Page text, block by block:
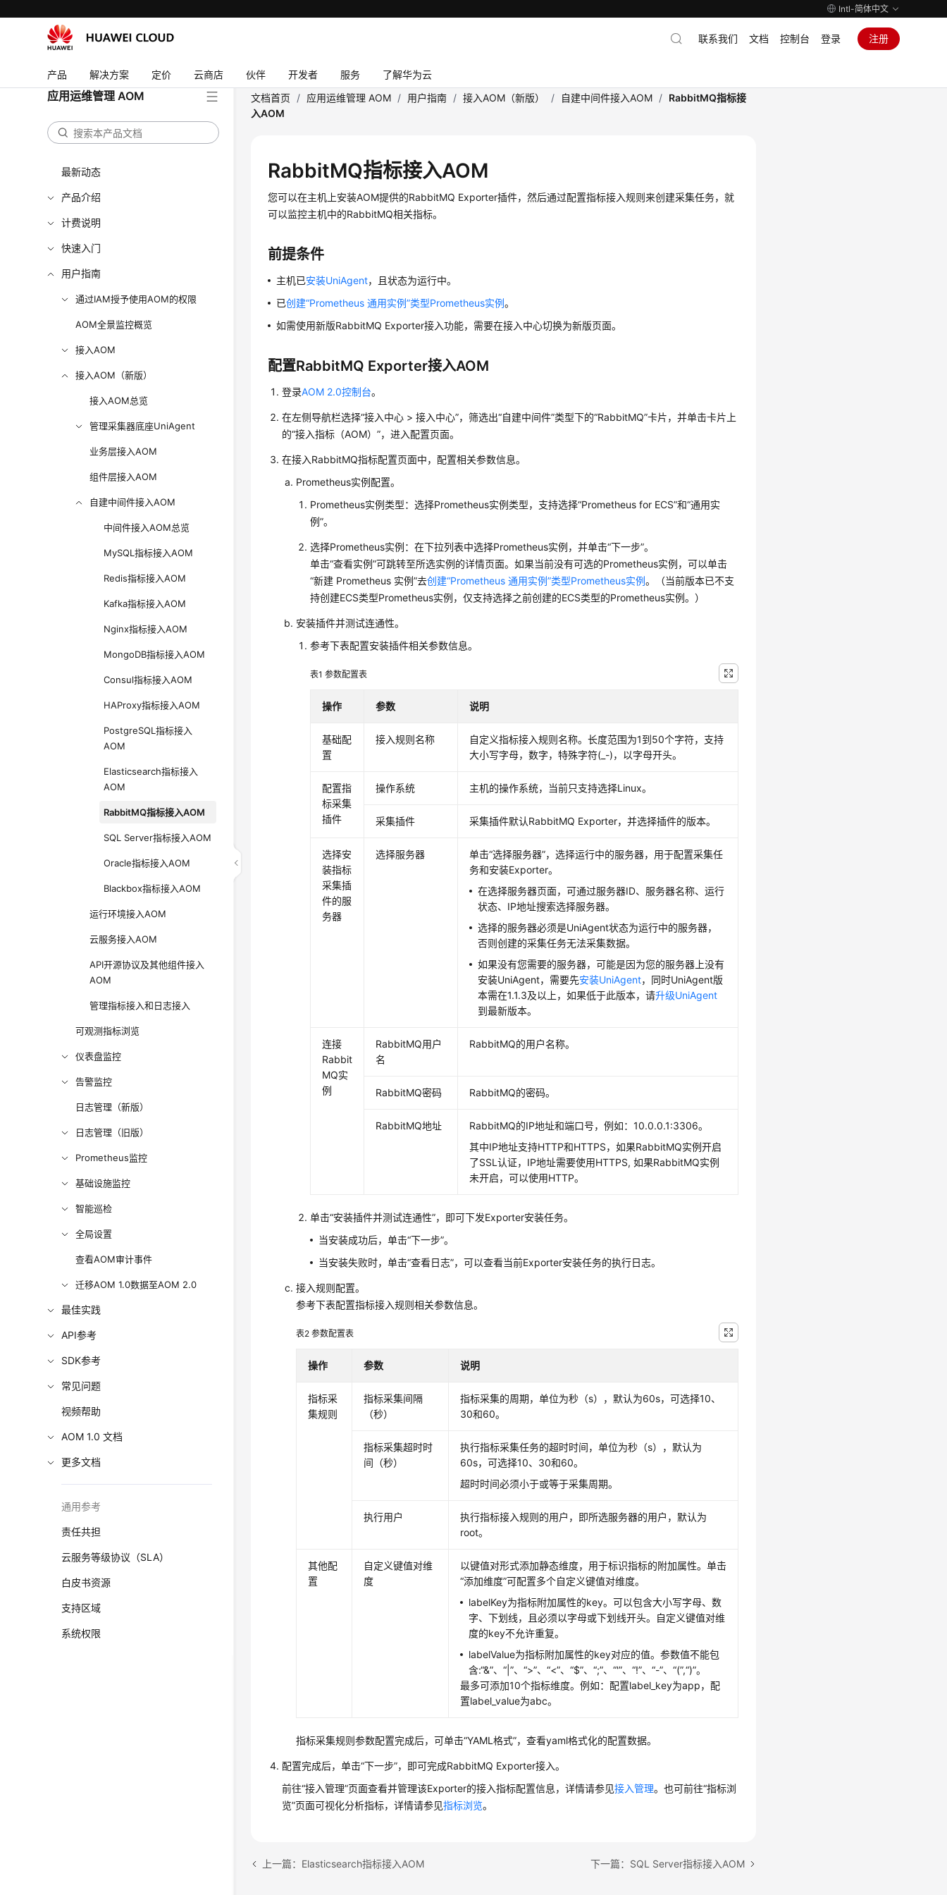
Intl-简体中文
产品 解决方案 定价 云商店 伙伴 开发者 服务 了解华为云
联系我们 文档 控制台 登录 注册
应用运维管理 AOM
最新动态
产品介绍
计费说明
快速入门
用户指南
通过IAM授予使用AOM的权限
AOM全景监控概览
接入AOM
接入AOM（新版）
接入AOM总览
管理采集器底座UniAgent
业务层接入AOM
组件层接入AOM
自建中间件接入AOM
中间件接入AOM总览
MySQL指标接入AOM
Redis指标接入AOM
Kafka指标接入AOM
Nginx指标接入AOM
MongoDB指标接入AOM
Consul指标接入AOM
HAProxy指标接入AOM
PostgreSQL指标接入
AOM
Elasticsearch指标接入
AOM
RabbitMQ指标接入AOM
SQL Server指标接入AOM
Oracle指标接入AOM
Blackbox指标接入AOM
运行环境接入AOM
云服务接入AOM
API开源协议及其他组件接入
AOM
管理指标接入和日志接入
可观测指标浏览
仪表盘监控
告警监控
日志管理（新版）
日志管理（旧版）
Prometheus监控
基础设施监控
智能巡检
全局设置
查看AOM审计事件
迁移AOM 1.0数据至AOM 2.0
最佳实践
API参考
SDK参考
常见问题
视频帮助
AOM 1.0 文档
更多文档
通用参考
责任共担
云服务等级协议（SLA）
白皮书资源
支持区域
系统权限
文档首页 / 应用运维管理 AOM / 用户指南 / 接入AOM（新版） / 自建中间件接入AOM / RabbitMQ指标接
入AOM
RabbitMQ指标接入AOM
您可以在主机上安装AOM提供的RabbitMQ Exporter插件，然后通过配置指标接入规则来创建采集任务，就
可以监控主机中的RabbitMQ相关指标。
前提条件
主机已安装UniAgent，且状态为运行中。
已创建“Prometheus 通用实例”类型Prometheus实例。
如需使用新版RabbitMQ Exporter接入功能，需要在接入中心切换为新版页面。
配置RabbitMQ Exporter接入AOM
登录AOM 2.0控制台。
在左侧导航栏选择“接入中心 > 接入中心”，筛选出“自建中间件”类型下的“RabbitMQ”卡片，并单击卡片上
的“接入指标（AOM）”，进入配置页面。
在接入RabbitMQ指标配置页面中，配置相关参数信息。
Prometheus实例配置。
Prometheus实例类型：选择Prometheus实例类型，支持选择“Prometheus for ECS”和“通用实
例”。
选择Prometheus实例：在下拉列表中选择Prometheus实例，并单击“下一步”。
单击“查看实例”可跳转至所选实例的详情页面。如果当前没有可选的Prometheus实例，可以单击
“新建 Prometheus 实例”去创建“Prometheus 通用实例”类型Prometheus实例。（当前版本已不支
持创建ECS类型Prometheus实例，仅支持选择之前创建的ECS类型的Prometheus实例。）
安装插件并测试连通性。
参考下表配置安装插件相关参数信息。
表1参数配置表
操作 参数 说明
基础配
置
接入规则名称
自定义指标接入规则名称。长度范围为1到50个字符，支持
大小写字母，数字，特殊字符(_-)，以字母开头。
配置指
标采集
插件
操作系统 主机的操作系统，当前只支持选择Linux。
采集插件 采集插件默认RabbitMQ Exporter，并选择插件的版本。
选择安
装指标
采集插
件的服
务器
选择服务器
单击“选择服务器”，选择运行中的服务器，用于配置采集任
务和安装Exporter。
在选择服务器页面，可通过服务器ID、服务器名称、运行
状态、IP地址搜索选择服务器。
选择的服务器必须是UniAgent状态为运行中的服务器，
否则创建的采集任务无法采集数据。
如果没有您需要的服务器，可能是因为您的服务器上没有
安装UniAgent，需要先安装UniAgent，同时UniAgent版
本需在1.1.3及以上，如果低于此版本，请升级UniAgent
到最新版本。
连接
Rabbit
MQ实
例
RabbitMQ用户
名
RabbitMQ的用户名称。
RabbitMQ密码 RabbitMQ的密码。
RabbitMQ地址
RabbitMQ的IP地址和端口号，例如：10.0.0.1:3306。
其中IP地址支持HTTP和HTTPS，如果RabbitMQ实例开启
了SSL认证，IP地址需要使用HTTPS, 如果RabbitMQ实例
未开启，可以使用HTTP。
单击“安装插件并测试连通性”，即可下发Exporter安装任务。
当安装成功后，单击“下一步”。
当安装失败时，单击“查看日志”，可以查看当前Exporter安装任务的执行日志。
接入规则配置。
参考下表配置指标接入规则相关参数信息。
表2参数配置表
操作 参数 说明
指标采
集规则
指标采集间隔
（秒）
指标采集的周期，单位为秒（s），默认为60s，可选择10、
30和60。
指标采集超时时
间（秒）
执行指标采集任务的超时时间，单位为秒（s），默认为
60s，可选择10、30和60。
超时时间必须小于或等于采集周期。
执行用户
执行指标接入规则的用户，即所选服务器的用户，默认为
root。
其他配
置
自定义键值对维
度
以键值对形式添加静态维度，用于标识指标的附加属性。单击
“添加维度”可配置多个自定义键值对维度。
labelKey为指标附加属性的key。可以包含大小写字母、数
字、下划线，且必须以字母或下划线开头。自定义键值对维
度的key不允许重复。
labelValue为指标附加属性的key对应的值。参数值不能包
含:“&”、“|”、“>”、“<”、“$”、“;”、“'”、“!”、“-”、“(”,“)”。
最多可添加10个指标维度。例如：配置label_key为app，配
置label_value为abc。
指标采集规则参数配置完成后，可单击“YAML格式”，查看yaml格式化的配置数据。
配置完成后，单击“下一步”，即可完成RabbitMQ Exporter接入。
前往“接入管理”页面查看并管理该Exporter的接入指标配置信息，详情请参见接入管理。也可前往“指标浏
览”页面可视化分析指标，详情请参见指标浏览。
上一篇：Elasticsearch指标接入AOM 下一篇：SQL Server指标接入AOM